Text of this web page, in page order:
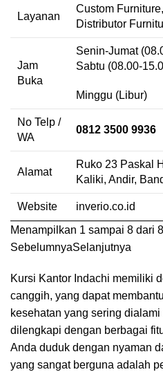
Layanan
Custom
Distributor
Jam
Buka
Senin-Jumat
Sabtu (08.00-
Minggu (Libur)
No Telp /
WA
0812 3500 9936
Alamat
Ruko 23 Paskal
Kaliki, Andir,
Website
inverio.co.id
Menampilkan 1 sampai 8 dari
SebelumnyaSelanjutnya
Kursi Kantor Indachi memiliki
canggih, yang dapat
kesehatan yang sering
dilengkapi dengan berbagai
Anda duduk dengan nyaman
yang sangat berguna adalah